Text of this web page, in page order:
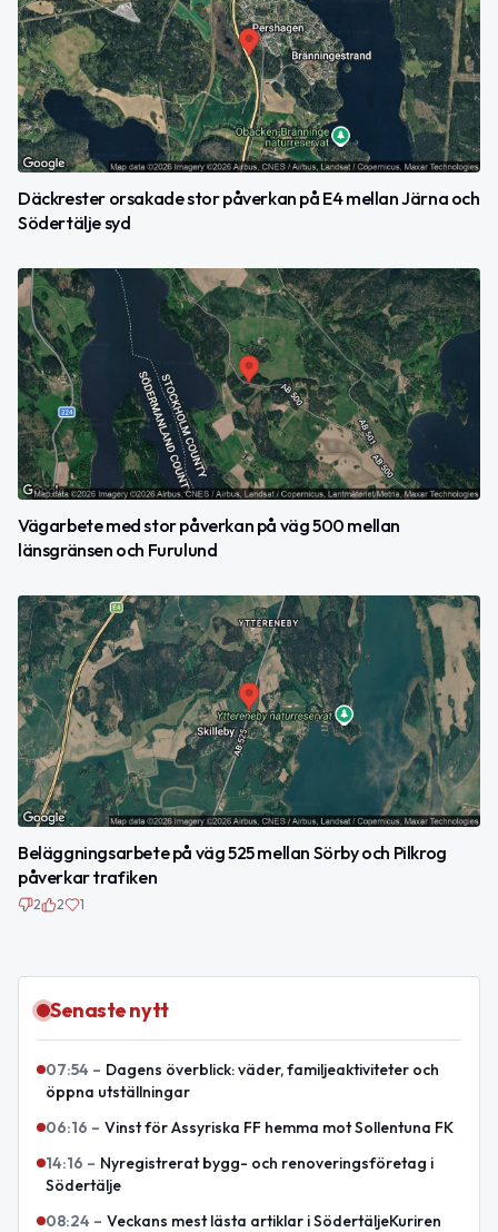
Däckrester orsakade stor påverkan på E4 mellan Järna och
Södertälje syd
Vägarbete med stor påverkan på väg 500 mellan
länsgränsen och Furulund
Beläggningsarbete på väg 525 mellan Sörby och Pilkrog
påverkar trafiken
2 2 1
Senaste nytt
07:54 – Dagens överblick: väder, familjeaktiviteter och
öppna utställningar
06:16 – Vinst för Assyriska FF hemma mot Sollentuna FK
14:16 – Nyregistrerat bygg- och renoveringsföretag i
Södertälje
08:24 – Veckans mest lästa artiklar i SödertäljeKuriren